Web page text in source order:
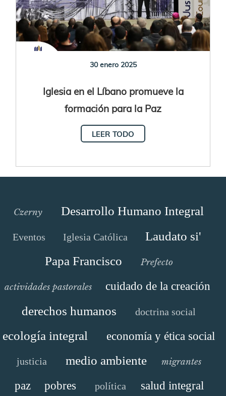
30 enero 2025
Iglesia en el Líbano promueve la
formación para la Paz
LEER TODO
Czerny Desarrollo Humano Integral
Eventos Iglesia Católica
Laudato si'
Papa Francisco
Prefecto
actividades pastorales cuidado de la creación
derechos humanos doctrina social
ecología integral economía y ética social
justicia medio ambiente migrantes
paz pobres política
salud integral